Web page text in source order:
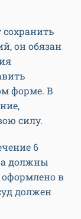
сохранить
он обязан
форме. В
силу.
6
должны
оформлено в
должен